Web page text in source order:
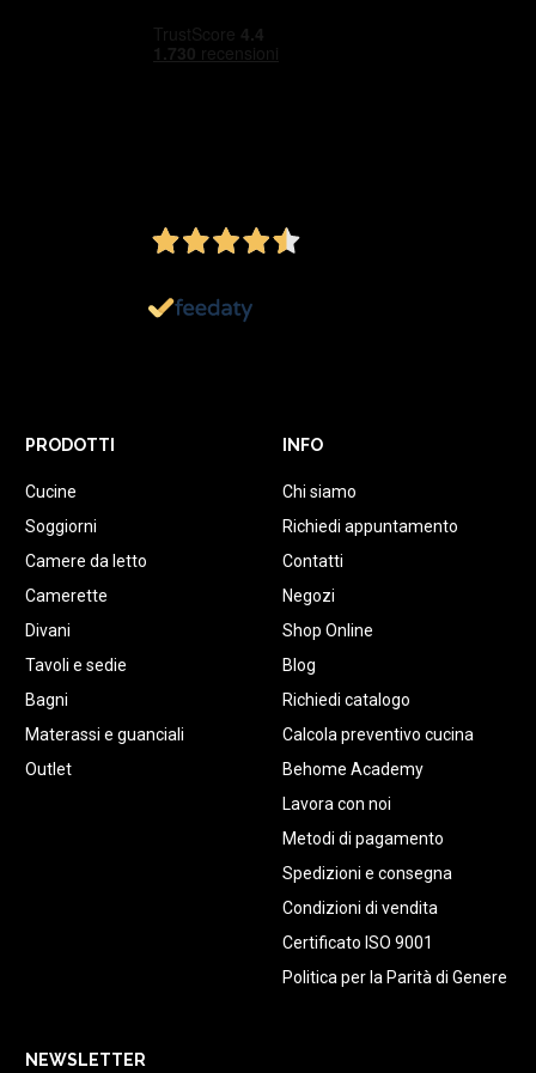
PRODOTTI
Cucine
Soggiorni
Camere da letto
Camerette
Divani
Tavoli e sedie
Bagni
Materassi e guanciali
Outlet
INFO
Chi siamo
Richiedi appuntamento
Contatti
Negozi
Shop Online
Blog
Richiedi catalogo
Calcola preventivo cucina
Behome Academy
Lavora con noi
Metodi di pagamento
Spedizioni e consegna
Condizioni di vendita
Certificato ISO 9001
Politica per la Parità di Genere
NEWSLETTER